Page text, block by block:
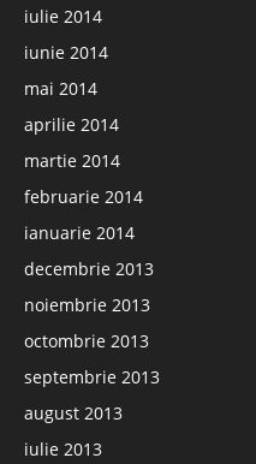
iulie 2014
iunie 2014
mai 2014
aprilie 2014
martie 2014
februarie 2014
ianuarie 2014
decembrie 2013
noiembrie 2013
octombrie 2013
septembrie 2013
august 2013
iulie 2013